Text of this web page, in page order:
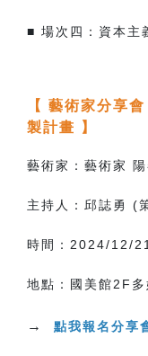
■ 場次四： 資本主
【 藝術家分享
製計畫 】
藝術家：藝術家
主持人：邱誌勇 (
時間：2024/12/
地點：國美館2F多
→ 點我報名分享